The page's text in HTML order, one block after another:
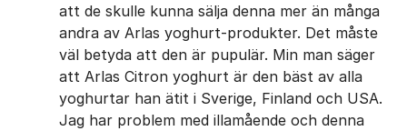
att de skulle kunna sälja denna mer än många
andra av Arlas yoghurt-produkter. Det måste
väl betyda att den är pupulär. Min man säger
att Arlas Citron yoghurt är den bäst av alla
yoghurtar han ätit i Sverige, Finland och USA.
Jag har problem med illamående och denna